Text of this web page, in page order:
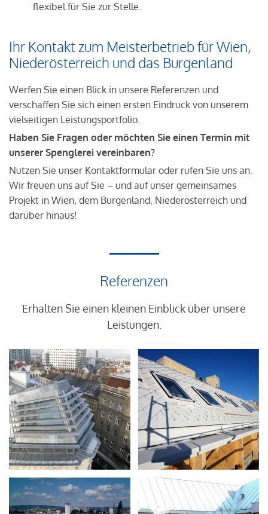
flexibel für Sie zur Stelle.
Ihr Kontakt zum Meisterbetrieb für Wien,
Niederösterreich und das Burgenland
Werfen Sie einen Blick in unsere Referenzen und
verschaffen Sie sich einen ersten Eindruck von unserem
vielseitigen Leistungsportfolio.
Haben Sie Fragen oder möchten Sie einen Termin mit
unserer Spenglerei vereinbaren?
Nutzen Sie unser Kontaktformular oder rufen Sie uns an.
Wir freuen uns auf Sie – und auf unser gemeinsames
Projekt in Wien, dem Burgenland, Niederösterreich und
darüber hinaus!
Referenzen
Erhalten Sie einen kleinen Einblick über unsere
Leistungen.